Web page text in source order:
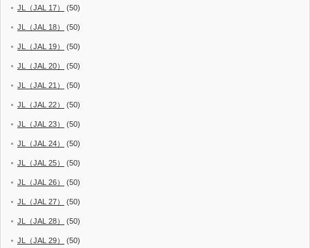
JL（JAL 17） (50)
JL（JAL 18） (50)
JL（JAL 19） (50)
JL（JAL 20） (50)
JL（JAL 21） (50)
JL（JAL 22） (50)
JL（JAL 23） (50)
JL（JAL 24） (50)
JL（JAL 25） (50)
JL（JAL 26） (50)
JL（JAL 27） (50)
JL（JAL 28） (50)
JL（JAL 29） (50)